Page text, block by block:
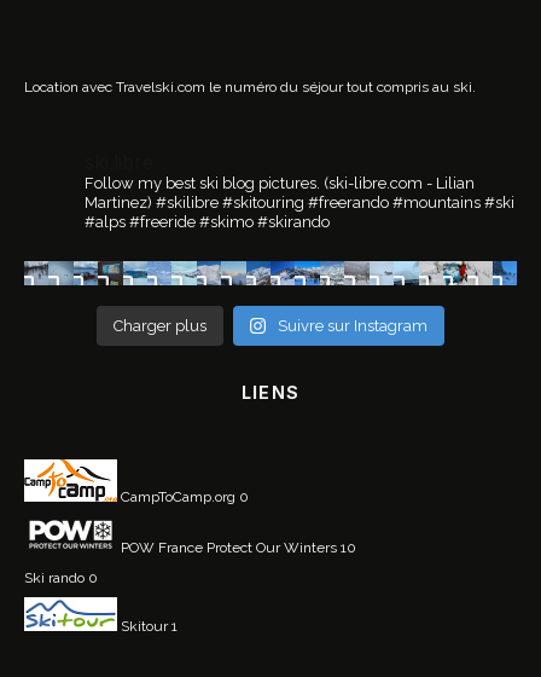
Location avec Travelski.com le numéro du séjour tout compris au ski.
Follow my best ski blog pictures. (ski-libre.com - Lilian
Martinez) #skilibre #skitouring #freerando #mountains #ski
#alps #freeride #skimo #skirando
Charger plus Suivre sur Instagram
LIENS
CampToCamp.org 0
POW France Protect Our Winters 10
Ski rando 0
Skitour1